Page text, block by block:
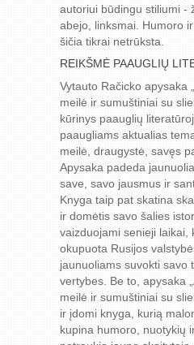
autoriui būdingu stiliumi -
abejo, linksmai. Humoro
šičia tikrai netrūksta.
REIKŠMĖ PAAUGLIŲ
Vytauto Račicko apysaka
meilė ir sumuštiniai su
kūrinys paauglių
paaugliams aktualias
meilė, draugystė, savęs
Apysaka padeda
save, savo jausmus ir
Knyga taip pat skatina
ir domėtis savo šalies
vaizduojami senieji laikai,
okupuota Rusijos
jaunuoliams suvokti savo
vertybes. Be to, apysaka
meilė ir sumuštiniai su
ir įdomi knyga, kurią
kupina humoro, nuotykių